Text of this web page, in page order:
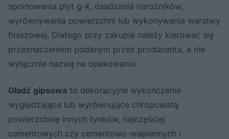
spoinowania płyt g-k, osadzania narożników,
wyrównywania powierzchni lub wykonywania warstwy
finiszowej. Dlatego przy zakupie należy kierować się
przeznaczeniem podanym przez producenta, a nie
wyłącznie nazwą na opakowaniu.
Gładź gipsowa to dekoracyjne wykończenie
wygładzające lub wyrównujące chropowatą
powierzchnię innych tynków, najczęściej
cementowych czy cementowo-wapiennych i